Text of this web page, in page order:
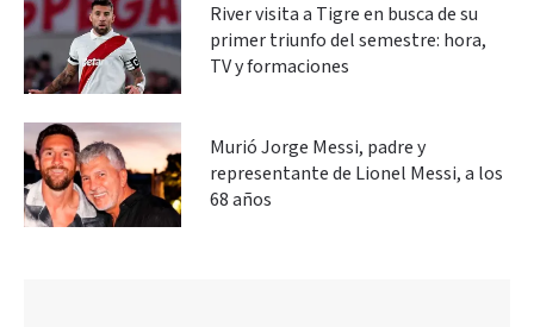
River visita a Tigre en busca de su
primer triunfo del semestre: hora,
TV y formaciones
Murió Jorge Messi, padre y
representante de Lionel Messi, a los
68 años